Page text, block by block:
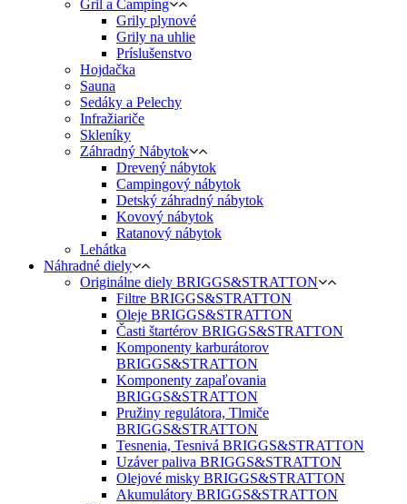
Gril a Camping
Grily plynové
Grily na uhlie
Príslušenstvo
Hojdačka
Sauna
Sedáky a Pelechy
Infražiariče
Skleníky
Záhradný Nábytok
Drevený nábytok
Campingový nábytok
Detský záhradný nábytok
Kovový nábytok
Ratanový nábytok
Lehátka
Náhradné diely
Originálne diely BRIGGS&STRATTON
Filtre BRIGGS&STRATTON
Oleje BRIGGS&STRATTON
Časti štartérov BRIGGS&STRATTON
Komponenty karburátorov
BRIGGS&STRATTON
Komponenty zapaľovania
BRIGGS&STRATTON
Pružiny regulátora, Tlmiče
BRIGGS&STRATTON
Tesnenia, Tesnivá BRIGGS&STRATTON
Uzáver paliva BRIGGS&STRATTON
Olejové misky BRIGGS&STRATTON
Akumulátory BRIGGS&STRATTON